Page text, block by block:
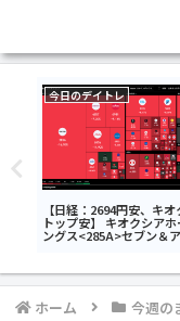
今日のデイトレ
【日経：2694円安、キ
トップ安】 キオクシアホ
ングス<285A>セブン＆ア
ETN<2034>今日のデイ
日
ホーム 今週の